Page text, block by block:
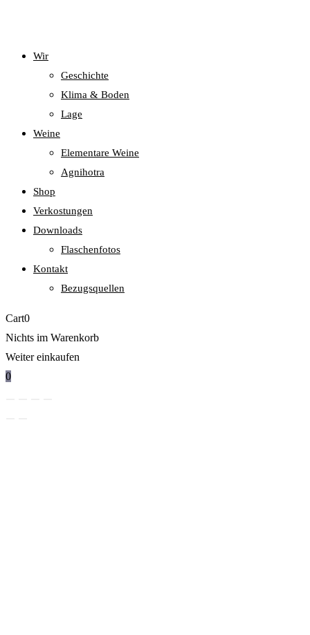
Wir
Geschichte
Klima & Boden
Lage
Weine
Elementare Weine
Agnihotra
Shop
Verkostungen
Downloads
Flaschenfotos
Kontakt
Bezugsquellen
Cart0
Nichts im Warenkorb
Weiter einkaufen
0